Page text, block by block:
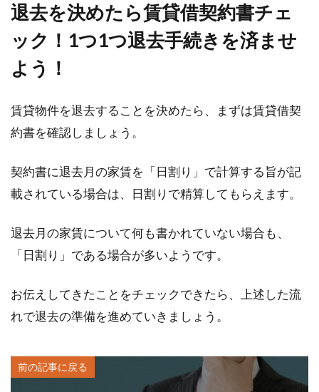
退去を決めたら賃貸借契約書チェ
ック！1つ1つ退去手続きを済ませ
よう！
賃貸物件を退去することを決めたら、まずは賃貸借契
約書を確認しましょう。
契約書に退去月の家賃を「日割り」で計算する旨が記
載されている場合は、日割りで精算してもらえます。
退去月の家賃について何も書かれていない場合も、
「日割り」である場合が多いようです。
お伝えしてきたことをチェックできたら、上述した流
れで退去の準備を進めていきましょう。
前の記事に戻る